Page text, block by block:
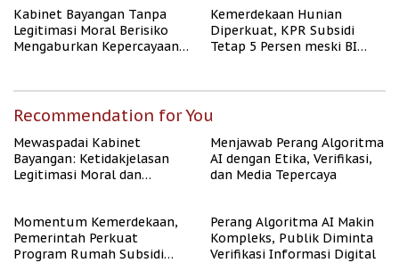
Kabinet Bayangan Tanpa
Legitimasi Moral Berisiko
Mengaburkan Kepercayaan
Kemerdekaan Hunian
Diperkuat, KPR Subsidi
Tetap 5 Persen meski BI
Recommendation for You
Mewaspadai Kabinet
Bayangan: Ketidakjelasan
Legitimasi Moral dan
Menjawab Perang Algoritma
AI dengan Etika, Verifikasi,
dan Media Tepercaya
Momentum Kemerdekaan,
Pemerintah Perkuat
Program Rumah Subsidi
Perang Algoritma AI Makin
Kompleks, Publik Diminta
Verifikasi Informasi Digital